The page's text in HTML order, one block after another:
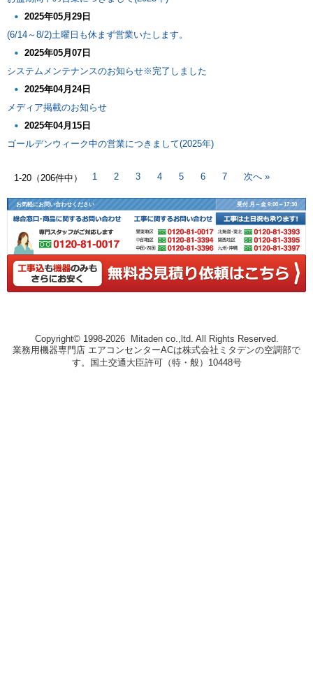
2025年05月29日
(6/14～8/2)土曜日も休まず営業いたします。
2025年05月07日
システムメンテナンスのお知らせ※完了しました
2025年04月24日
メディア掲載のお知らせ
2025年04月15日
ゴールデンウィーク中の営業につきまして(2025年)
1-20（206件中） 1 2 3 4 5 6 7 次へ »
お気軽にお問い合わせください 受付 月～金 9:00～17:30
Copyright© 1998-2026 Mitaden co.,ltd. All Rights Reserved.
業務用機器専門店 エアコンセンターACは株式会社ミタデンの空調部で
す。国土交通大臣許可（特・般）10448号